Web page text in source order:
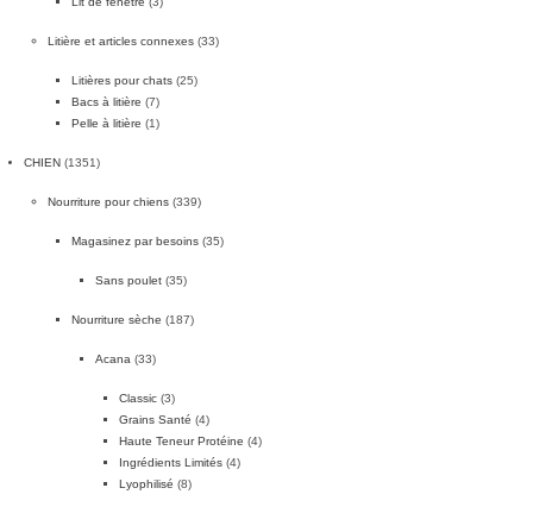
Litière et articles connexes (33)
Litières pour chats (25)
Bacs à litière (7)
Pelle à litière (1)
CHIEN (1351)
Nourriture pour chiens (339)
Magasinez par besoins (35)
Sans poulet (35)
Nourriture sèche (187)
Acana (33)
Classic (3)
Grains Santé (4)
Haute Teneur Protéine (4)
Ingrédients Limités (4)
Lyophilisé (8)